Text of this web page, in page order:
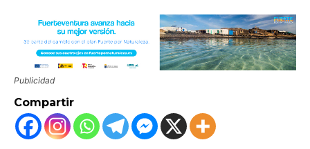
Publicidad
Compartir